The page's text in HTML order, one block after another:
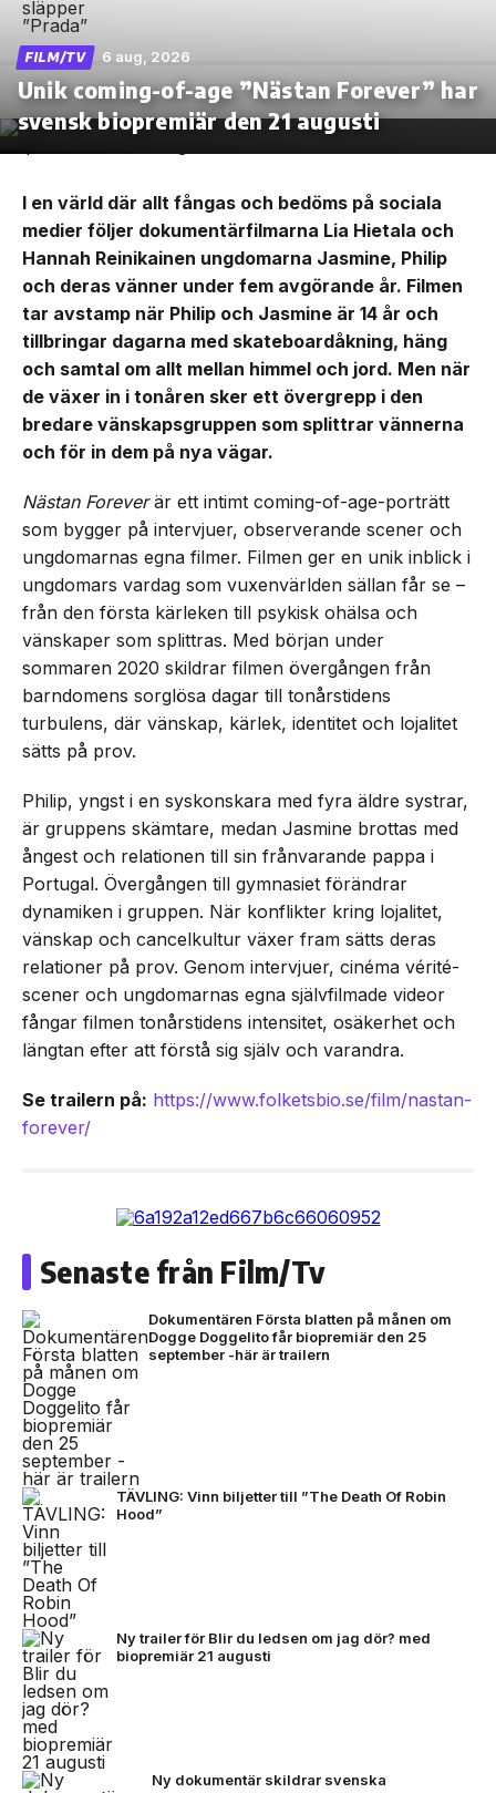
FILM/TV 6 aug, 2026
Unik coming-of-age ”Nästan Forever” har
svensk biopremiär den 21 augusti
I en värld där allt fångas och bedöms på sociala
medier följer dokumentärfilmarna Lia Hietala och
Hannah Reinikainen ungdomarna Jasmine, Philip
och deras vänner under fem avgörande år. Filmen
tar avstamp när Philip och Jasmine är 14 år och
tillbringar dagarna med skateboardåkning, häng
och samtal om allt mellan himmel och jord. Men när
de växer in i tonåren sker ett övergrepp i den
bredare vänskapsgruppen som splittrar vännerna
och för in dem på nya vägar.
Nästan Foreverär ett intimt coming-of-age-porträtt
som bygger på intervjuer, observerande scener och
ungdomarnas egna filmer. Filmen ger en unik inblick i
ungdomars vardag som vuxenvärlden sällan får se –
från den första kärleken till psykisk ohälsa och
vänskaper som splittras. Med början under
sommaren 2020 skildrar filmen övergången från
barndomens sorglösa dagar till tonårstidens
turbulens, där vänskap, kärlek, identitet och lojalitet
sätts på prov.
Philip, yngst i en syskonskara med fyra äldre systrar,
är gruppens skämtare, medan Jasmine brottas med
ångest och relationen till sin frånvarande pappa i
Portugal. Övergången till gymnasiet förändrar
dynamiken i gruppen. När konflikter kring lojalitet,
vänskap och cancelkultur växer fram sätts deras
relationer på prov. Genom intervjuer, cinéma vérité-
scener och ungdomarnas egna självfilmade videor
fångar filmen tonårstidens intensitet, osäkerhet och
längtan efter att förstå sig själv och varandra.
Se trailern på: https://www.folketsbio.se/film/nastan-
forever/
Senaste från Film/Tv
Dokumentären Första blatten på månen om
Dogge Doggelito får biopremiär den 25
september -här är trailern
TÄVLING: Vinn biljetter till ”The Death Of Robin
Hood”
Ny trailer för Blir du ledsen om jag dör? med
biopremiär 21 augusti
Ny dokumentär skildrar svenska